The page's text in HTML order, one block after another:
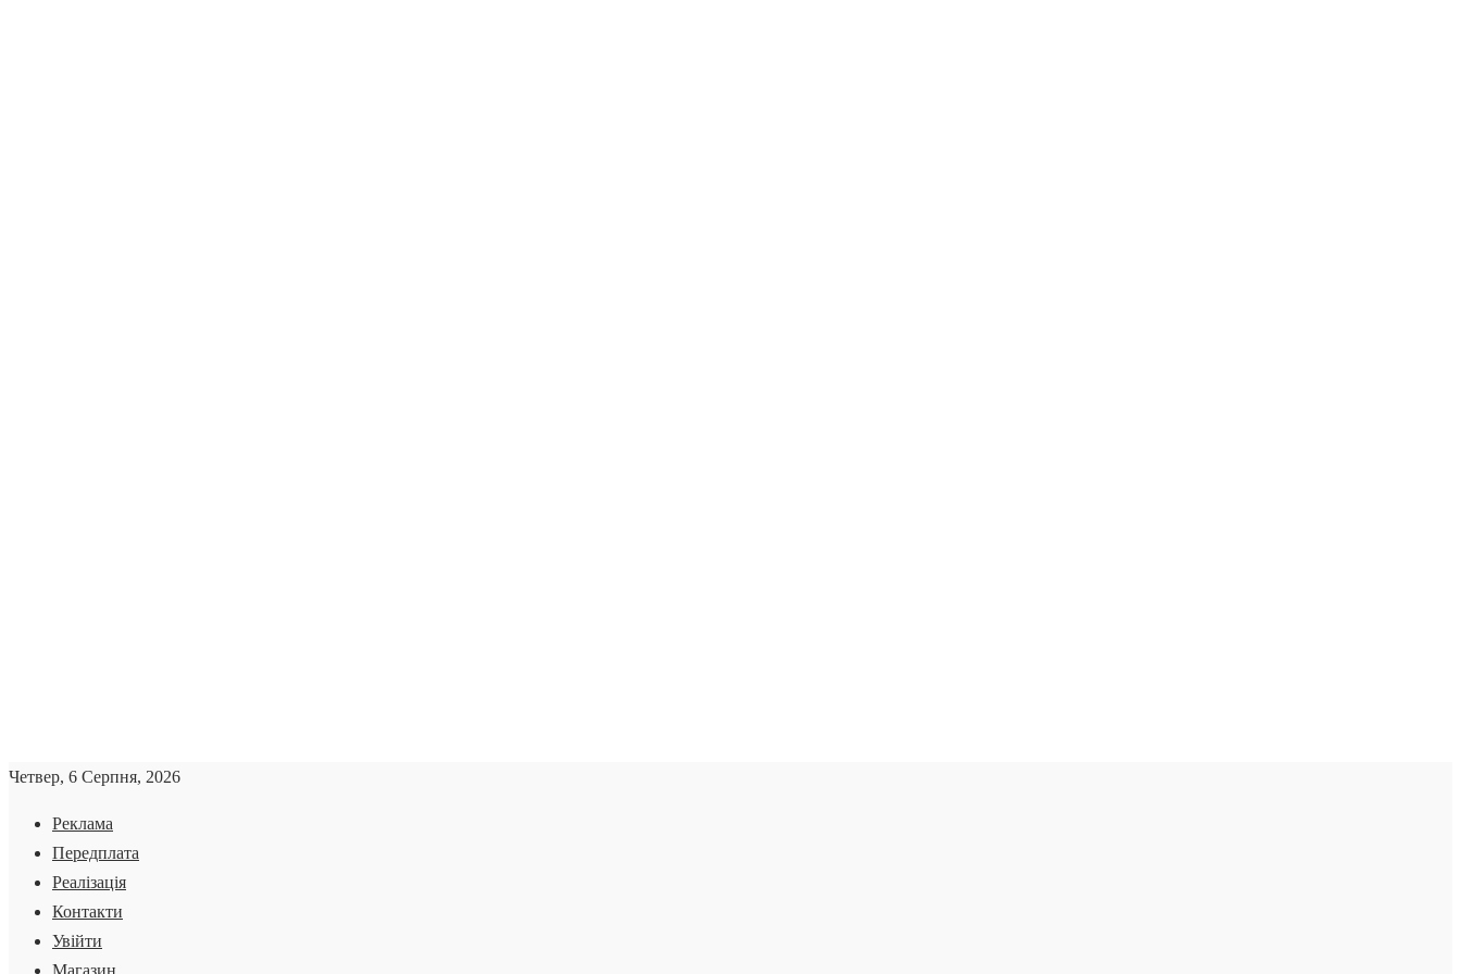
Четвер, 6 Серпня, 2026
Реклама
Передплата
Реалізація
Контакти
Увійти
Магазин